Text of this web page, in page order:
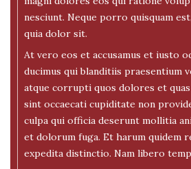
nesciunt. Neque porro quisquam
quia dolor sit.
At vero eos et accusamus et iusto
ducimus qui blanditiis praesentium
atque corrupti quos dolores et
sint occaecati cupiditate non
culpa qui officia deserunt mollitia
et dolorum fuga. Et harum quidem
expedita distinctio. Nam libero